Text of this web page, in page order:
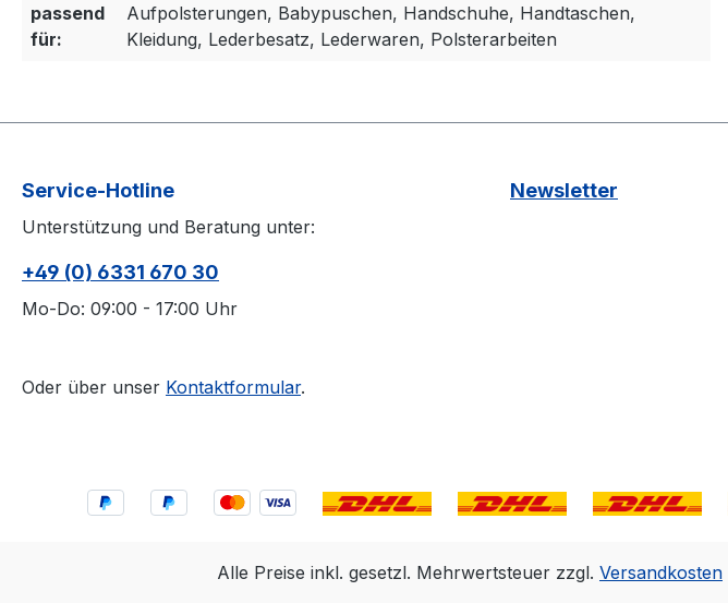
passend
für:
Aufpolsterungen, Babypuschen, Handschuhe, Handtaschen,
Kleidung, Lederbesatz, Lederwaren, Polsterarbeiten
Service-Hotline
Unterstützung und Beratung unter:
+49 (0) 6331 670 30
Mo-Do: 09:00 - 17:00 Uhr
Oder über unser Kontaktformular.
Newsletter
Alle Preise inkl. gesetzl. Mehrwertsteuer zzgl. Versandkosten